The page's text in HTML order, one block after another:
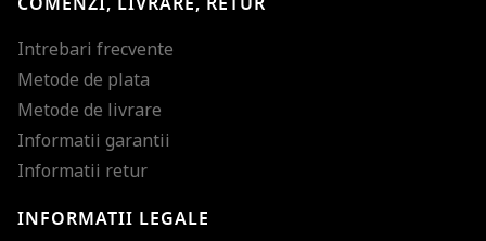
Intrebari frecvente
Metode de plata
Metode de livrare
Informatii garantii
Informatii retur
INFORMATII LEGALE